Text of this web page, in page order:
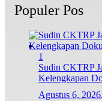
Populer Pos
1
Sudin CKTRP
Kelengkapan
Agustus 6, 2026